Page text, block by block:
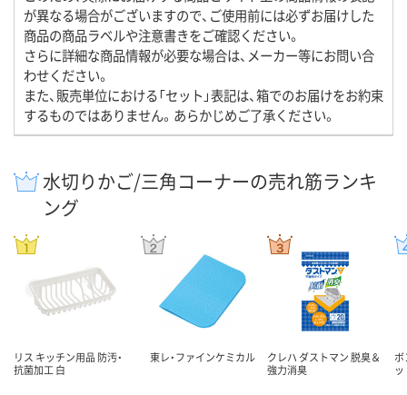
が異なる場合がございますので、ご使用前には必ずお届けした
商品の商品ラベルや注意書きをご確認ください。
さらに詳細な商品情報が必要な場合は、メーカー等にお問い合
わせください。
また、販売単位における「セット」表記は、箱でのお届けをお約束
するものではありません。あらかじめご了承ください。
水切りかご/三角コーナーの売れ筋ランキ
ング
リス キッチン用品 防汚・
抗菌加工 白
東レ・ファインケミカル
クレハ ダストマン 脱臭＆
強力消臭
ボ